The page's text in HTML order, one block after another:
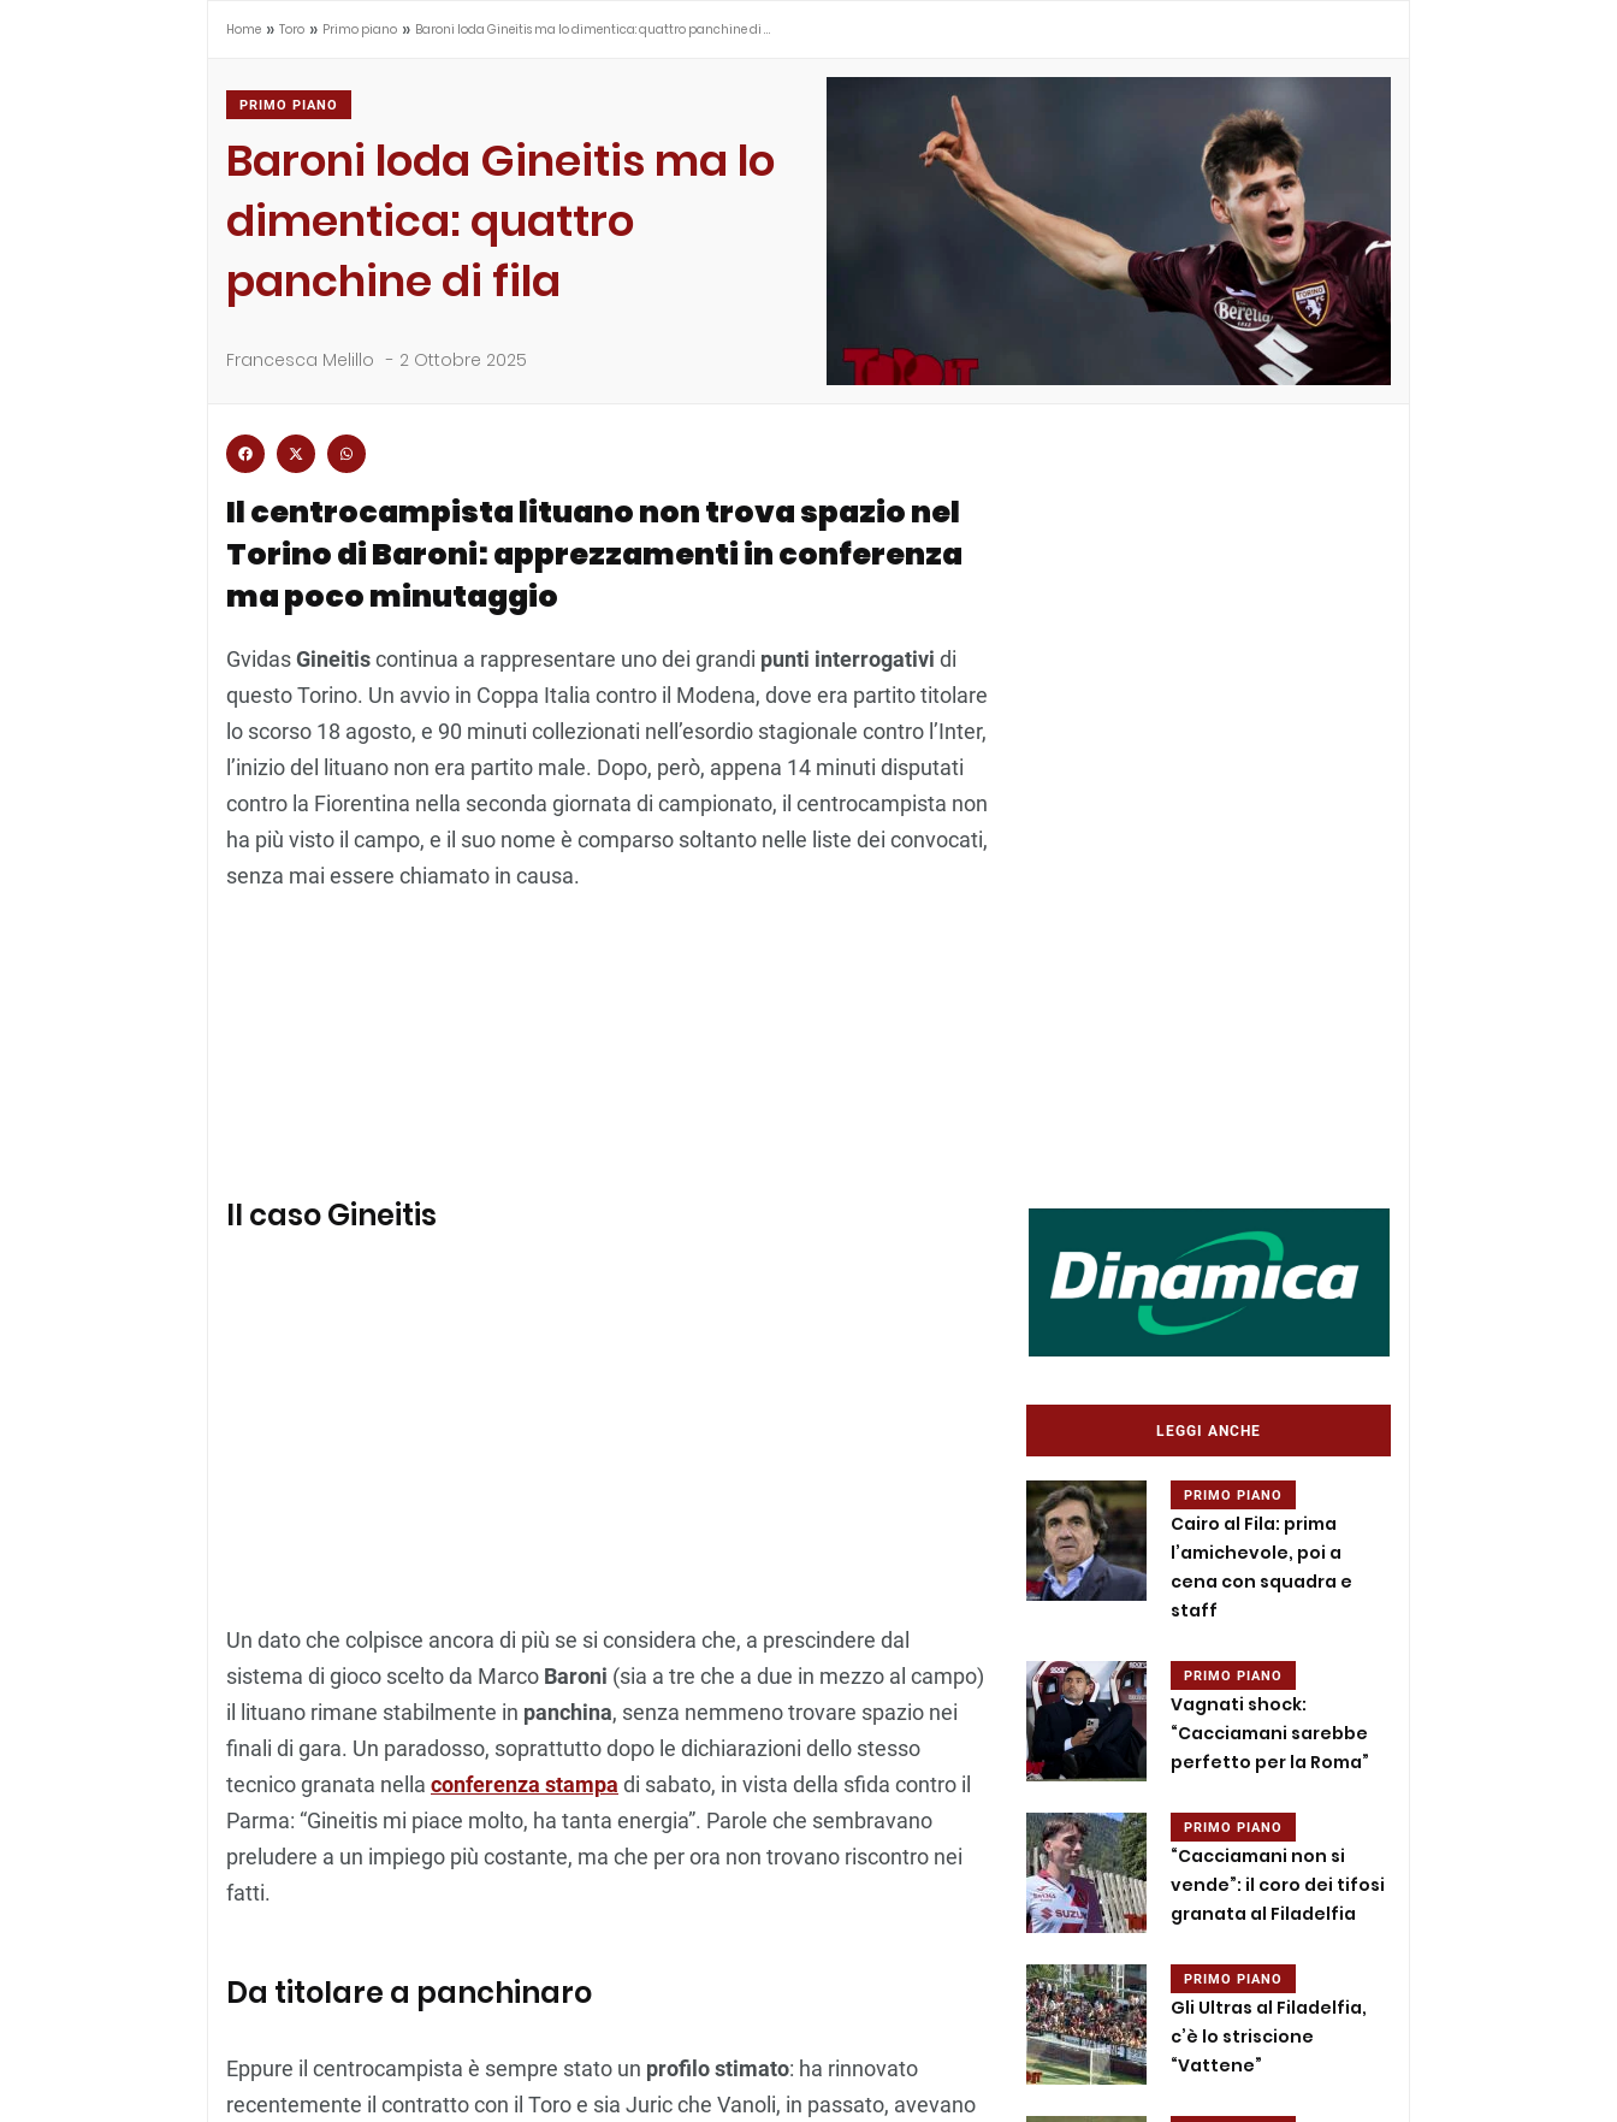
Home » Toro » Primo piano » Baroni loda Gineitis ma lo dimentica: quattro panchine di …
PRIMO PIANO
Baroni loda Gineitis ma lo
dimentica: quattro
panchine di fila
Francesca Melillo - 2 Ottobre 2025
Il centrocampista lituano non trova spazio nel
Torino di Baroni: apprezzamenti in conferenza
ma poco minutaggio
GvidasGineitiscontinua a rappresentare uno dei grandi punti interrogativi di
questo Torino. Un avvio in Coppa Italia contro il Modena, dove era partito titolare
lo scorso 18 agosto, e 90 minuti collezionati nell’esordio stagionale contro l’Inter,
l’inizio del lituano non era partito male. Dopo, però, appena 14 minuti disputati
contro la Fiorentina nella seconda giornata di campionato, il centrocampista non
ha più visto il campo, e il suo nome è comparso soltanto nelle liste dei convocati,
senza mai essere chiamato in causa.
Il caso Gineitis
Un dato che colpisce ancora di più se si considera che, a prescindere dal
sistema di gioco scelto da Marco Baroni (sia a tre che a due in mezzo al campo)
il lituano rimane stabilmente in panchina, senza nemmeno trovare spazio nei
finali di gara. Un paradosso, soprattutto dopo le dichiarazioni dello stesso
tecnico granata nella conferenza stampa di sabato, in vista della sfida contro il
Parma: “Gineitis mi piace molto, ha tanta energia”. Parole che sembravano
preludere a un impiego più costante, ma che per ora non trovano riscontro nei
fatti.
Da titolare a panchinaro
Eppure il centrocampista è sempre stato un profilo stimato: ha rinnovato
recentemente il contratto con il Toro e sia Juric che Vanoli, in passato, avevano
LEGGI ANCHE
PRIMO PIANO
Cairo al Fila: prima
l’amichevole, poi a
cena con squadra e
staff
PRIMO PIANO
Vagnati shock:
“Cacciamani sarebbe
perfetto per la Roma”
PRIMO PIANO
“Cacciamani non si
vende”: il coro dei tifosi
granata al Filadelfia
PRIMO PIANO
Gli Ultras al Filadelfia,
c’è lo striscione
“Vattene”